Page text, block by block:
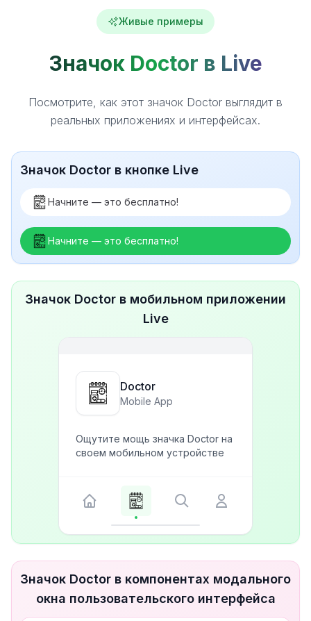
Живые примеры
Значок Doctor в Live
Посмотрите, как этот значок Doctor выглядит в
реальных приложениях и интерфейсах.
Значок Doctor в кнопке Live
Начните — это бесплатно!
Начните — это бесплатно!
Значок Doctor в мобильном приложении
Live
Doctor
Mobile App
Ощутите мощь значка Doctor на
своем мобильном устройстве
Значок Doctor в компонентах модального
окна пользовательского интерфейса